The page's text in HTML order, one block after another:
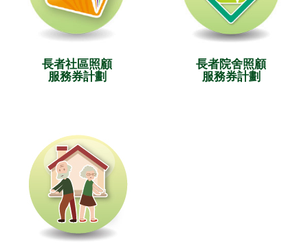
長者社區照顧
服務券計劃
長者院舍照顧
服務券計劃